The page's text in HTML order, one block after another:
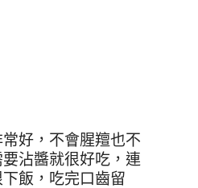
好，不會腥羶也不
沾醬就很好吃，連
飯，吃完口齒留